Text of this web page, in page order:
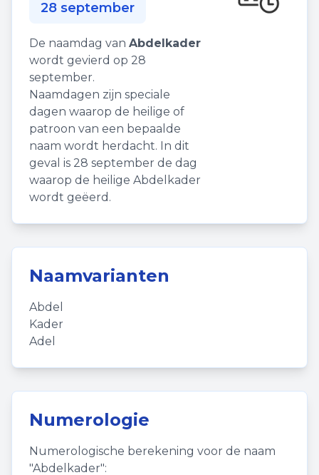
28 september
De naamdag van Abdelkader
wordt gevierd op 28
september.
Naamdagen zijn speciale
dagen waarop de heilige of
patroon van een bepaalde
naam wordt herdacht. In dit
geval is 28 september de dag
waarop de heilige Abdelkader
wordt geëerd.
Naamvarianten
Abdel
Kader
Adel
Numerologie
Numerologische berekening voor de naam
"Abdelkader":